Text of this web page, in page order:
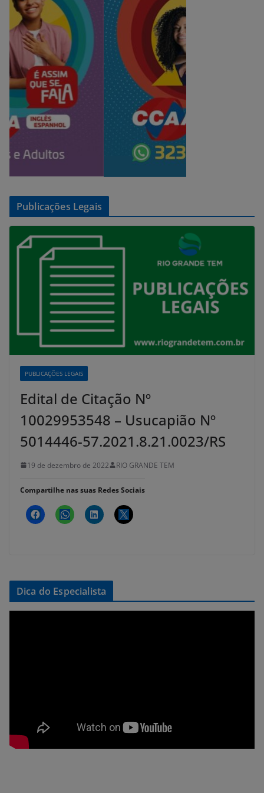
Publicações Legais
PUBLICAÇÕES LEGAIS
Edital de Citação Nº
10029953548 – Usucapião Nº
5014446-57.2021.8.21.0023/RS
19 de dezembro de 2022 RIO GRANDE TEM
Compartilhe nas suas Redes Sociais
Dica do Especialista